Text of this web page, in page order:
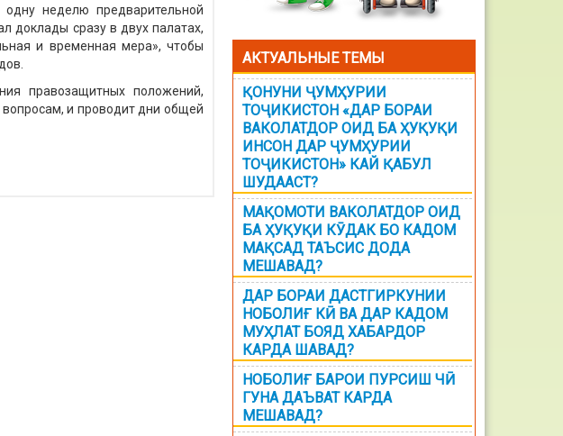
неделю предварительной
доклады сразу в двух палатах,
и временная мера», чтобы
правозащитных положений,
и проводит дни общей
АКТУАЛЬНЫЕ ТЕМЫ
ҚОНУНИ ҶУМҲУРИИ
ТОҶИКИСТОН «ДАР БОРАИ
ВАКОЛАТДОР ОИД БА ҲУҚУҚИ
ИНСОН ДАР ҶУМҲУРИИ
ТОҶИКИСТОН» КАЙ ҚАБУЛ
ШУДААСТ?
МАҚОМОТИ ВАКОЛАТДОР ОИД
БА ҲУҚУҚИ КӮДАК БО КАДОМ
МАҚСАД ТАЪСИС ДОДА
МЕШАВАД?
ДАР БОРАИ ДАСТГИРКУНИИ
НОБОЛИҒ КӢ ВА ДАР КАДОМ
МУҲЛАТ БОЯД ХАБАРДОР
КАРДА ШАВАД?
НОБОЛИҒ БАРОИ ПУРСИШ ЧӢ
ГУНА ДАЪВАТ КАРДА
МЕШАВАД?